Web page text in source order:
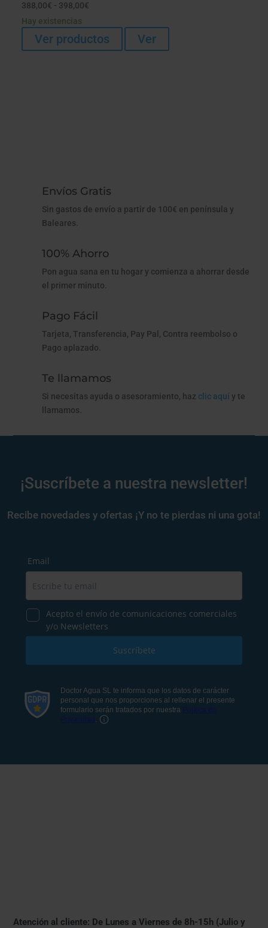
388,00€ - 398,00€
precios:
desde
Hay existencias
Ver productos Ver
Envíos Gratis
Sin gastos de envío a partir de 100€ en península y
Baleares.
100% Ahorro
Pon agua sana en tu hogar y comienza a ahorrar desde
el primer minuto.
Pago Fácil
Tarjeta, Transferencia, Pay Pal, Contra reembolso o
Pago aplazado.
Te llamamos
Si necesitas ayuda o asesoramiento, haz clic aquíy te
llamamos.
¡Suscríbete a nuestra newsletter!
Recibe novedades y ofertas ¡Y no te pierdas ni una gota!
Atención al cliente: De Lunes a Viernes de 8h-15h (Julio y